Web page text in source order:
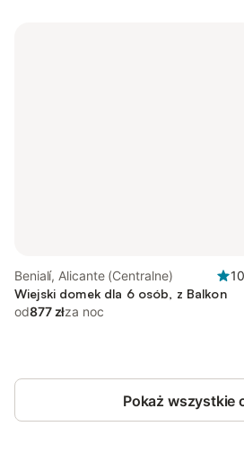
Benialí, Alicante (Centralne)
Wiejski domek dla 6 osób, z Balkon
od877 złza noc
Pokaż wszystkie